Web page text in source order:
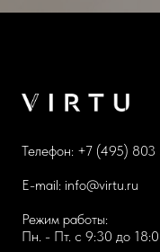
Телефон: +7 (495) 803
E-mail: info@virtu.ru
Режим работы:
Пн. - Пт. с 9:30 до